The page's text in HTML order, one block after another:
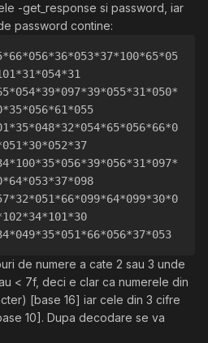
-get_response si password, iar
password contine:
de numere a cate 2 sau 3 unde
< 7f, deci e clar ca numerele din
[base 16] iar cele din 3 cifre
10]. Dupa decodare se va